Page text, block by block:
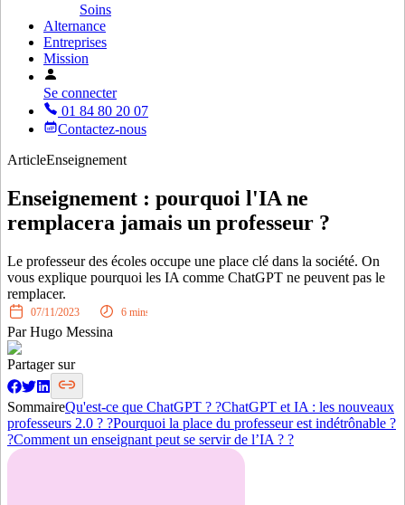
Soins
Alternance
Entreprises
Mission
Se connecter
01 84 80 20 07
Contactez-nous
ArticleEnseignement
Enseignement : pourquoi l'IA ne
remplacera jamais un professeur ?
Le professeur des écoles occupe une place clé dans la société. On
vous explique pourquoi les IA comme ChatGPT ne peuvent pas le
remplacer.
07/11/2023 6 mins
ParHugo Messina
Partager sur
SommaireQu'est-ce que ChatGPT ? ?ChatGPT et IA : les nouveaux
professeurs 2.0 ? ?Pourquoi la place du professeur est indétrônable ?
?Comment un enseignant peut se servir de l’IA ? ?